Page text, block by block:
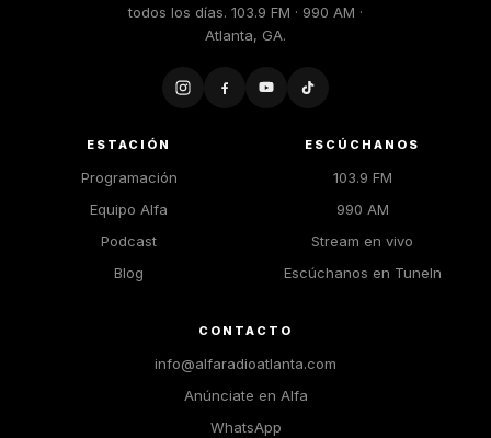
todos los días. 103.9 FM · 990 AM ·
Atlanta, GA.
ESTACIÓN
Programación
Equipo Alfa
Podcast
Blog
ESCÚCHANOS
103.9 FM
990 AM
Stream en vivo
Escúchanos en TuneIn
CONTACTO
info@alfaradioatlanta.com
Anúnciate en Alfa
WhatsApp